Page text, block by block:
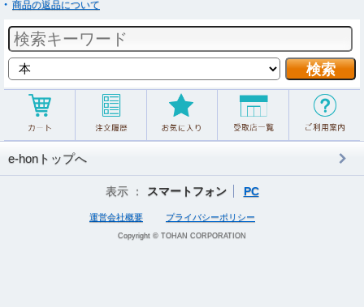
商品の返品について
e-honトップへ
表示 ： スマートフォン PC
運営会社概要 プライバシーポリシー
Copyright © TOHAN CORPORATION